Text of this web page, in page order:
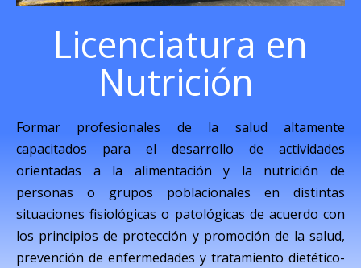
Licenciatura en
Nutrición ​
Formar profesionales de la salud altamente
capacitados para el desarrollo de actividades
orientadas a la alimentación y la nutrición de
personas o grupos poblacionales en distintas
situaciones fisiológicas o patológicas de acuerdo con
los principios de protección y promoción de la salud,
prevención de enfermedades y tratamiento dietético-